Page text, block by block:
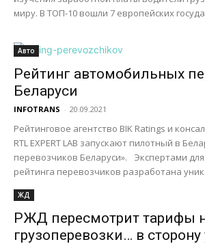
миру. В ТОП-10 вошли 7 европейских
Авто
Рейтинг автомобильных
Беларуси
INFOTRANS - 20.09.2021
Рейтинговое агентство BIK Ratings и
RTL EXPERT LAB запускают пилотный в
перевозчиков Беларуси».⠀Экспертами
рейтинга перевозчиков разработана
ЖД
РЖД пересмотрит тарифы
грузоперевозки… в